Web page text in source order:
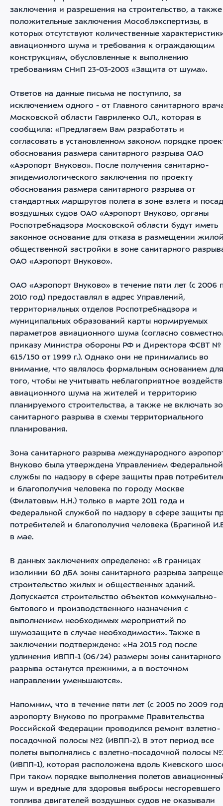
заключения и разрешения на строительство, а также
положительные заключения Мособлэкспертизы, в
которых отсутствуют количественные
авиационного шума и требования к ограждающим
конструкциям, обусловленные к выполнению
требованиям СНиП 23-03-2003 «Защита от шума».
Ответов на данные письма не поступило, за
исключением одного - от Главного санитарного
Московской области Гавриленко О.Л., которая в
сообщила: «Предлагаем Вам разработать и
согласовать в установленном законом порядке
обоснования размера санитарного разрыва ОАО
«Аэропорт Внуково». После получения санитарно-
эпидемиологического заключения по проекту
обоснования размера санитарного разрыва от
стандартных маршрутов полета в зоне взлета и
воздушных судов ОАО «Аэропорт Внуково, органы
Роспотребнадзора Московской области будут иметь
законное основание для отказа в размещении
общественной застройки в зоне санитарного
ОАО «Аэропорт Внуково».
ОАО «Аэропорт Внуково» в течение пяти лет (с 2006
2010 год) предоставлял в адрес Управлений,
территориальных отделов Роспотребнадзора и
муниципальных образований карты нормируемых
параметров авиационного шума (согласно
приказу Министра обороны РФ и Директора ФСВТ №
615/150 от 1999 г.). Однако они не принимались во
внимание, что являлось формальным основанием для
того, чтобы не учитывать неблагоприятное
авиационного шума на жителей и территорию
планируемого строительства, а также не включать
санитарного разрыва в схемы территориального
планирования.
Зона санитарного разрыва международного
Внуково была утверждена Управлением Федеральной
службы по надзору в сфере защиты прав
и благополучия человека по городу Москве
(Филатовым Н.Н.) только в марте 2011 года и
Федеральной службой по надзору в сфере защиты
потребителей и благополучия человека (Брагиной
в мае.
В данных заключениях определено: «В границах
изолинии 60 дБА зоны санитарного разрыва
строительство жилых и общественных зданий.
Допускается строительство объектов коммунально-
бытового и производственного назначения с
выполнением необходимых мероприятий по
шумозащите в случае необходимости». Также в
заключении подтверждено: «На 2015 год после
удлинения ИВПП-1 (06/24) размеры зоны санитарного
разрыва останутся прежними, а в восточном
направлении уменьшаются».
Напомним, что в течение пяти лет (с 2005 по 2009
аэропорту Внуково по программе Правительства
Российской Федерации проводился ремонт взлетно-
посадочной полосы №2 (ИВПП-2). В этот период все
полеты выполнялись с взлетно-посадочной полосы
(ИВПП-1), которая расположена вдоль Киевского
При таком порядке выполнения полетов
шум и вредные для здоровья выбросы несгоревшего
топлива двигателей воздушных судов не оказывали